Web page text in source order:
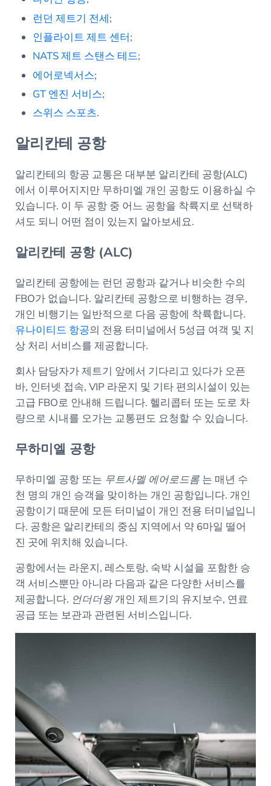
런던 제트기 전세;
인플라이트 제트 센터;
NATS 제트 스탠스 테드;
에어로넥서스;
GT 엔진 서비스;
스위스 스포츠.
알리칸테 공항
알리칸테의 항공 교통은 대부분 알리칸테 공항(ALC)
에서 이루어지지만 무하미엘 개인 공항도 이용하실 수
있습니다. 이 두 공항 중 어느 공항을 착륙지로 선택하
셔도 되니 어떤 점이 있는지 알아보세요.
알리칸테 공항 (ALC)
알리칸테 공항에는 런던 공항과 같거나 비슷한 수의
FBO가 없습니다. 알리칸테 공항으로 비행하는 경우,
개인 비행기는 일반적으로 다음 공항에 착륙합니다.
유나이티드 항공의 전용 터미널에서 5성급 여객 및 지
상 처리 서비스를 제공합니다.
회사 담당자가 제트기 앞에서 기다리고 있다가 오픈
바, 인터넷 접속, VIP 라운지 및 기타 편의시설이 있는
고급 FBO로 안내해 드립니다. 헬리콥터 또는 도로 차
량으로 시내를 오가는 교통편도 요청할 수 있습니다.
무하미엘 공항
무하미엘 공항 또는 무트사멜 에어로드롬는 매년 수
천 명의 개인 승객을 맞이하는 개인 공항입니다. 개인
공항이기 때문에 모든 터미널이 개인 전용 터미널입니
다. 공항은 알리칸테의 중심 지역에서 약 6마일 떨어
진 곳에 위치해 있습니다.
공항에서는 라운지, 레스토랑, 숙박 시설을 포함한 승
객 서비스뿐만 아니라 다음과 같은 다양한 서비스를
제공합니다. 언더더윙개인 제트기의 유지보수, 연료
공급 또는 보관과 관련된 서비스입니다.